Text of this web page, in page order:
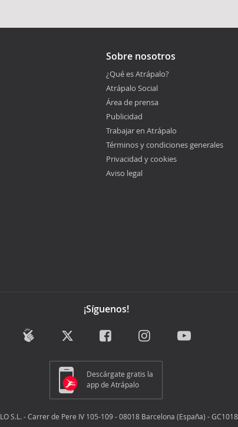
Sobre nosotros
¿Qué es Atrápalo?
Atrápalo Social
Área de prensa
Publicidad
Trabajar en Atrápalo
Términos y condiciones generales
Privacidad y cookies
Aviso legal
¡Síguenos!
Descárgate gratis la
app de Atrápalo
S.L. - Carrer de Pere IV 105-109 - 08018 Barcelona (España) - GC1018